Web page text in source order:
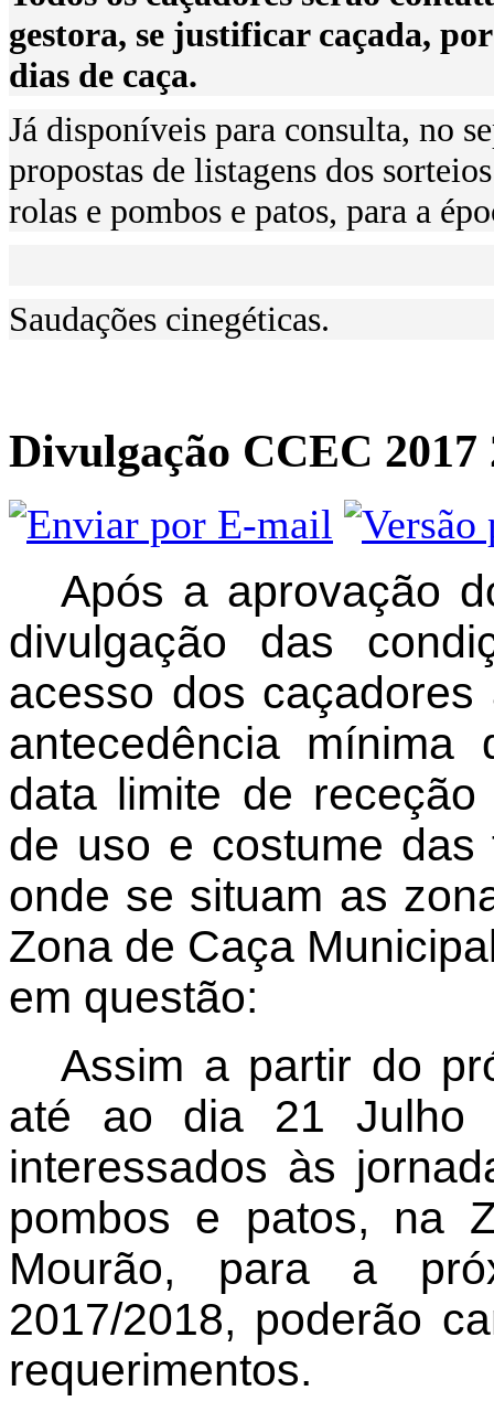
gestora, se justificar caçada,
dias de caça.
Já disponíveis para consulta, no
propostas de listagens dos
rolas e pombos e patos, para a
Saudações cinegéticas.
Divulgação CCEC 2017
Após a aprovação
divulgação das
acesso dos
antecedência
data limite de
de uso e costume
onde se situam as
Zona de Caça
em questão:
Assim a partir do
até ao dia 21 Julho
interessados às
pombos e patos, na
Mourão, para a
2017/2018, poderão
requerimentos.